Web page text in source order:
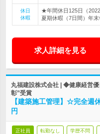
休日
休暇
★年間休日125日（
夏期休暇（7日間）年
求人詳細を見る
丸福建設株式会社 | ◆健康経営
彰”受賞
【建築施工管理】☆完全
円
正社員 転勤なし 学歴不問